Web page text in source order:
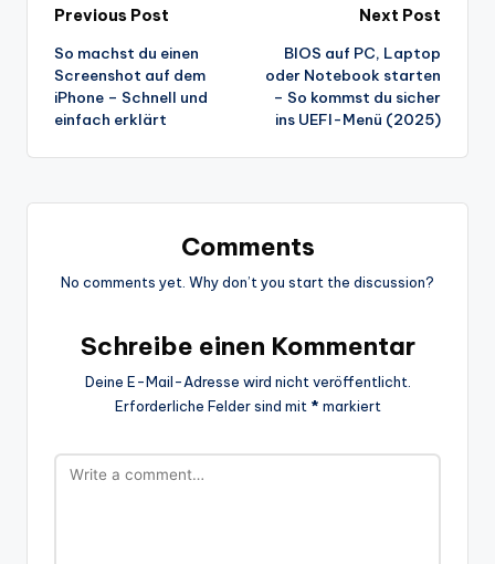
Post
navigation
Previous Post
So machst du einen
Screenshot auf dem
iPhone – Schnell und
einfach erklärt
Next Post
BIOS auf PC, Laptop
oder Notebook starten
– So kommst du sicher
ins UEFI-Menü (2025)
Comments
No comments yet. Why don’t you start the discussion?
Schreibe einen Kommentar
Deine E-Mail-Adresse wird nicht veröffentlicht.
Erforderliche Felder sind mit * markiert